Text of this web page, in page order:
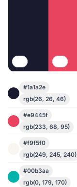
#1a1a2e
rgb(26, 26, 46)
#e9445f
rgb(233, 68, 95)
#f9f5f0
rgb(249, 245, 240)
#00b3aa
rgb(0, 179, 170)